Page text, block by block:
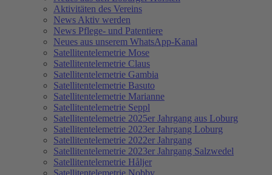
Aktivitäten des Vereins
News Aktiv werden
News Pflege- und Patentiere
Neues aus unserem WhatsApp-Kanal
Satellitentelemetrie Mose
Satellitentelemetrie Claus
Satellitentelemetrie Gambia
Satellitentelemetrie Basuto
Satellitentelemetrie Marianne
Satellitentelemetrie Seppl
Satellitentelemetrie 2025er Jahrgang aus Loburg
Satellitentelemetrie 2023er Jahrgang Loburg
Satellitentelemetrie 2022er Jahrgang
Satellitentelemetrie 2023er Jahrgang Salzwedel
Satellitentelemetrie Håljer
Satellitentelemetrie Nobby